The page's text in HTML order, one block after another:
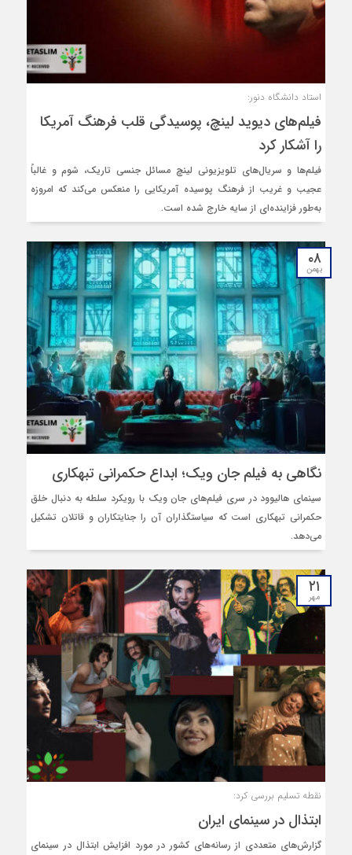
استاد دانشگاه دنور:
فیلم‌های دیوید لینچ، پوسیدگی قلب فرهنگ آمریکا
را آشکار کرد
فیلم‌ها و سریال‌های تلویزیونی لینچ مسائل جنسی تاریک، شوم و غالباً
عجیب و غریب از فرهنگ پوسیده آمریکایی را منعکس می‌کند که امروزه
به‌طور فزاینده‌ای از سایه خارج شده است.
۰۸
بهمن
نگاهی به فیلم‌ جان ویک؛ ابداع حکمرانی تبهکاری
سینمای هالیوود در سری ‌فیلم‌های جان ویک با رویکرد سلطه به دنبال خلق
حکمرانی تبهکاری است که سیاستگذاران آن را جنایتکاران و قاتلان تشکیل
می‌دهد.
۲۱
مهر
نقطه تسلیم بررسی کرد:
ابتذال در سینمای ایران
گزارش‌های متعددی از رسانه‌های کشور در مورد افزایش ابتذال در سینمای